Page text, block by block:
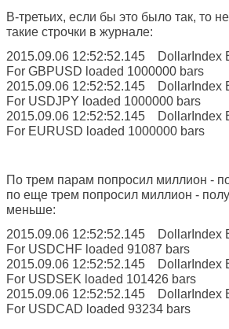
В-третьих, если бы это было так, то
такие строчки в журнале:
2015.09.06 12:52:52.145 DollarIndex
For GBPUSD loaded 1000000 bars
2015.09.06 12:52:52.145 DollarIndex
For USDJPY loaded 1000000 bars
2015.09.06 12:52:52.145 DollarIndex
For EURUSD loaded 1000000 bars
По трем парам попросил миллион -
по еще трем попросил миллион -
меньше:
2015.09.06 12:52:52.145 DollarIndex
For USDCHF loaded 91087 bars
2015.09.06 12:52:52.145 DollarIndex
For USDSEK loaded 101426 bars
2015.09.06 12:52:52.145 DollarIndex
For USDCAD loaded 93234 bars